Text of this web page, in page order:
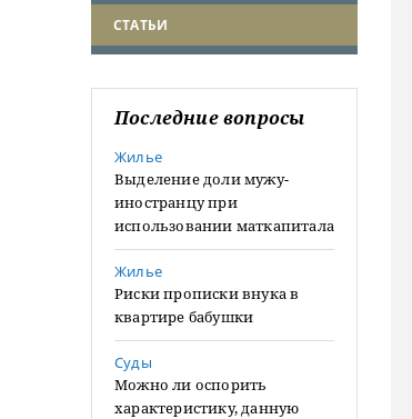
СТАТЬИ
Последние вопросы
Жилье
Выделение доли мужу-
иностранцу при
использовании маткапитала
Жилье
Риски прописки внука в
квартире бабушки
Суды
Можно ли оспорить
характеристику, данную